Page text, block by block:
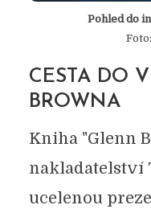
Pohled do
CESTA DO
BROWNA
Kniha "Glenn
nakladatelství
ucelenou